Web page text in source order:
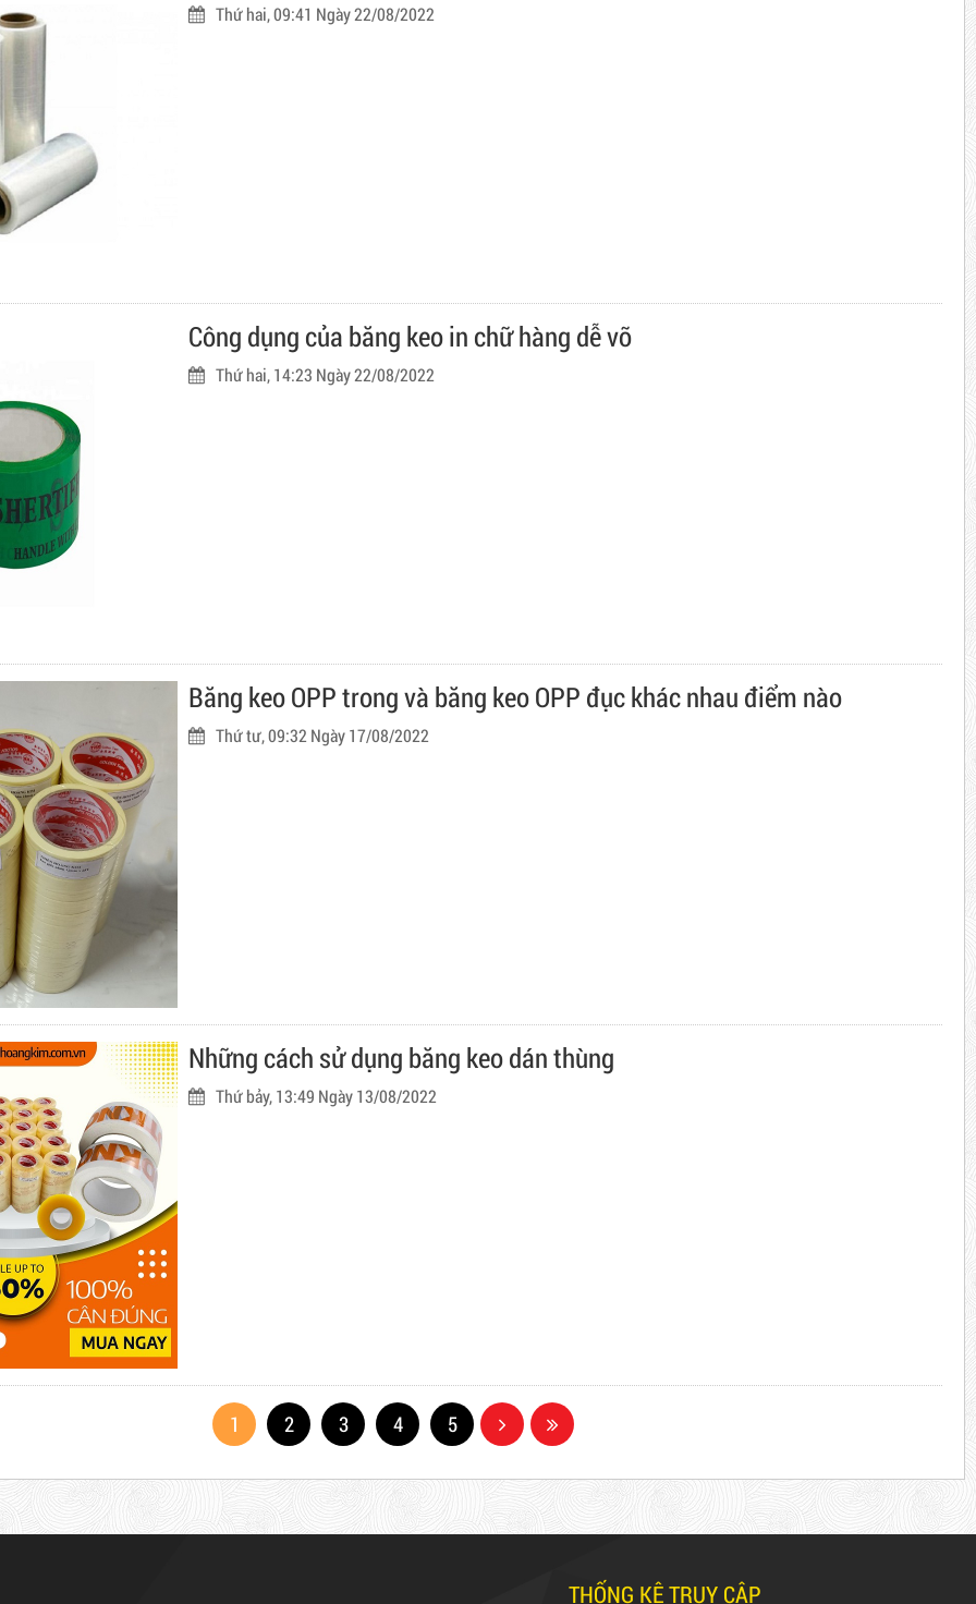
Thứ hai, 09:41 Ngày 22/08/2022
Công dụng của băng keo in chữ hàng dễ vỡ
Thứ hai, 14:23 Ngày 22/08/2022
Băng keo OPP trong và băng keo OPP đục khác nhau điểm nào
Thứ tư, 09:32 Ngày 17/08/2022
Những cách sử dụng băng keo dán thùng
Thứ bảy, 13:49 Ngày 13/08/2022
1 2 3 4 5
THỐNG KÊ TRUY CẬP